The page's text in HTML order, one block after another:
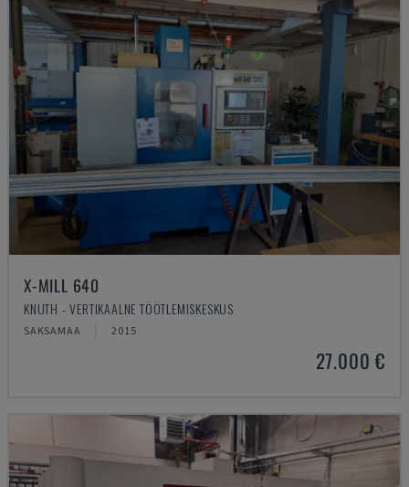
X-MILL 640
KNUTH - VERTIKAALNE TÖÖTLEMISKESKUS
SAKSAMAA 2015
27.000 €